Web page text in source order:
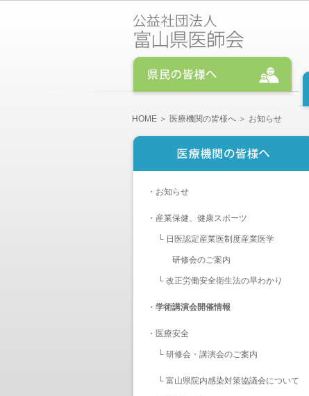
HOME ＞ 医療機関の皆様へ ＞ お知らせ
・ お知らせ
・ 産業保健、健康スポーツ
└ 日医認定産業医制度産業医学
研修会のご案内
└ 改正労働安全衛生法の早わかり
・ 学術講演会開催情報
・ 医療安全
└ 研修会・講演会のご案内
└ 富山県院内感染対策協議会について